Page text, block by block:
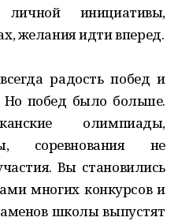
инициативы,
желания идти вперед.
радость побед и
Но побед было больше.
олимпиады,
соревнования не
Вы становились
многих конкурсов и
школы выпустят